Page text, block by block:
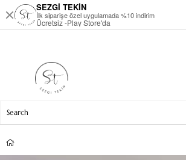
SEZGİ TEKİN
İlk siparişe özel uygulamada %10 indirim
Ücretsiz -Play Store'da